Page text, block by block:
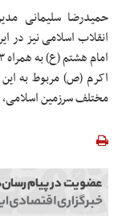
حمیدرضا سلیمانی
اکرم (ص) مربوط به این
مختلف سرزمین